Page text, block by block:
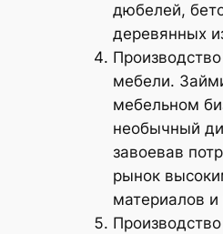
дюбелей,
деревянных
мебели.
мебельном
необычный
завоевав
рынок
материалов и